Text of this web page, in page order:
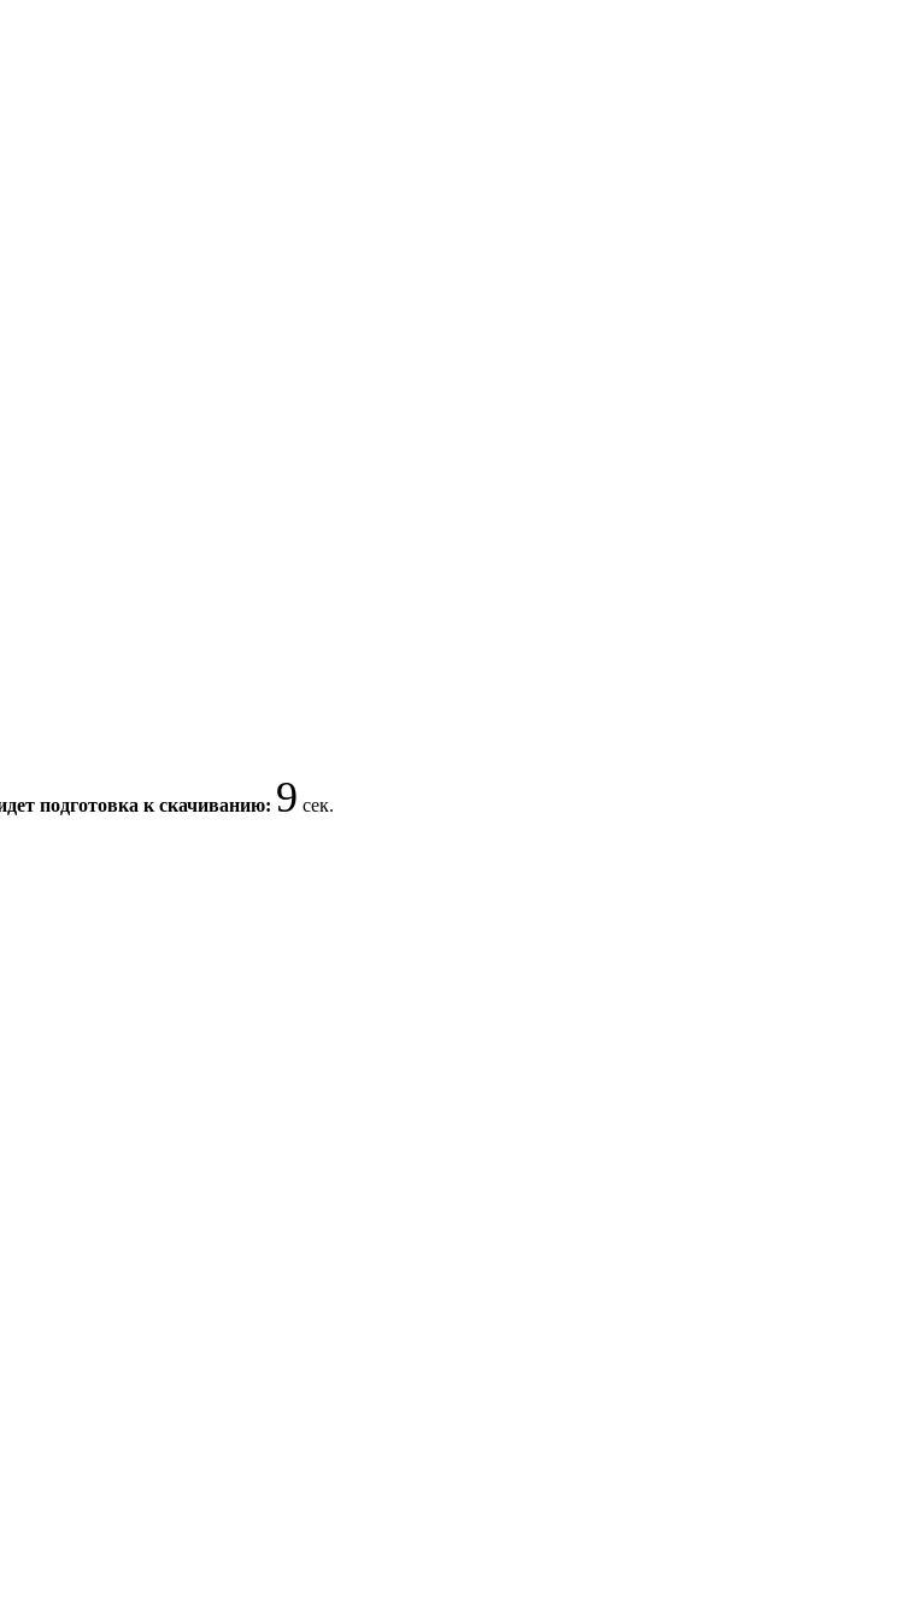
подготовка к скачиванию: 9 сек.